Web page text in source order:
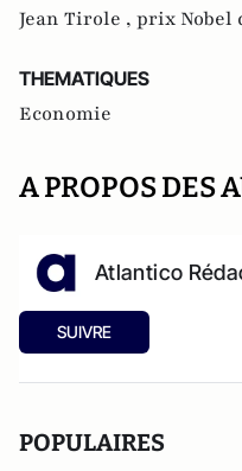
Jean Tirole , prix Nobel
THEMATIQUES
Economie
A PROPOS DES
Atlantico
SUIVRE
POPULAIRES